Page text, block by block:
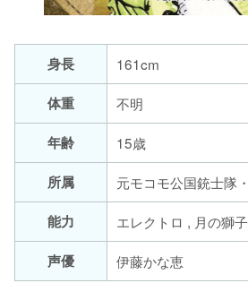
身長
161cm
体重
不明
年齢
15歳
所属
元モコモ公国銃士隊
能力
エレクトロ , 月の獅
声優
伊藤かな恵